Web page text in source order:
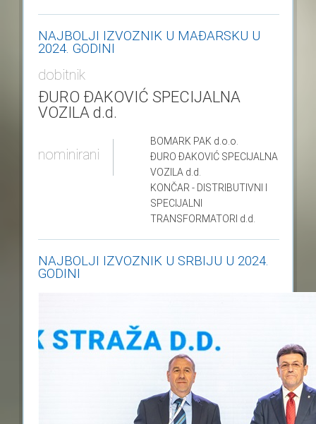
NAJBOLJI IZVOZNIK U MAĐARSKU U
2024. GODINI
dobitnik
ĐURO ĐAKOVIĆ SPECIJALNA
VOZILA d.d.
nominirani
BOMARK PAK d.o.o.
ĐURO ĐAKOVIĆ SPECIJALNA
VOZILA d.d.
KONČAR - DISTRIBUTIVNI I
SPECIJALNI
TRANSFORMATORI d.d.
NAJBOLJI IZVOZNIK U SRBIJU U 2024.
GODINI